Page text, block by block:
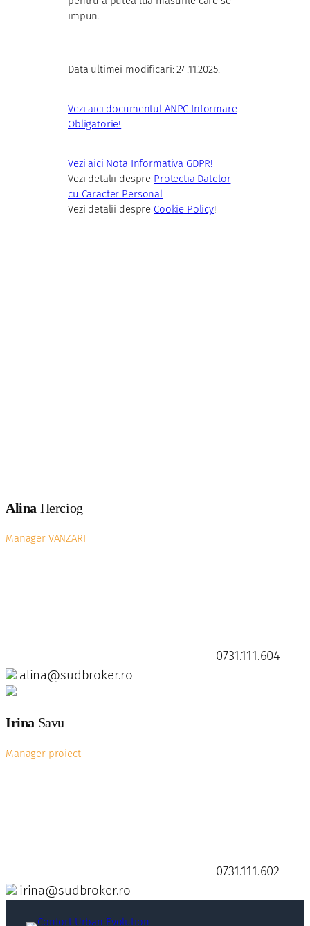
impun.
Data ultimei modificari: 24.11.2025.
Vezi aici documentul ANPC Informare
Obligatorie!
Vezi aici Nota Informativa GDPR!
Vezi detalii despre Protectia Datelor
cu Caracter Personal
Vezi detalii despre Cookie Policy!
Alina Herciog
Manager VANZARI
0731.111.604
alina@sudbroker.ro
Irina Savu
Manager proiect
0731.111.602
irina@sudbroker.ro